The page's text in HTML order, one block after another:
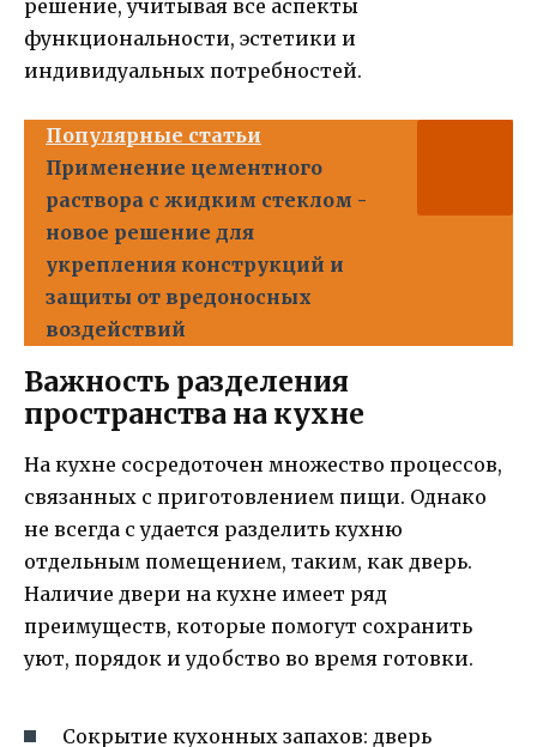
решение, учитывая все аспекты
функциональности, эстетики и
индивидуальных потребностей.
Популярные статьи
Применение цементного
раствора с жидким стеклом -
новое решение для
укрепления конструкций и
защиты от вредоносных
воздействий
Важность разделения
пространства на кухне
На кухне сосредоточен множество процессов,
связанных с приготовлением пищи. Однако
не всегда с удается разделить кухню
отдельным помещением, таким, как дверь.
Наличие двери на кухне имеет ряд
преимуществ, которые помогут сохранить
уют, порядок и удобство во время готовки.
Сокрытие кухонных запахов: дверь